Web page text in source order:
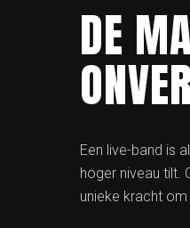
DE
Een live-band is
hoger niveau tilt.
unieke kracht